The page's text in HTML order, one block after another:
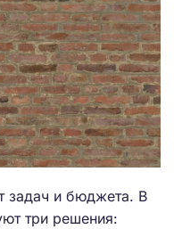
задач и бюджета. В
три решения: